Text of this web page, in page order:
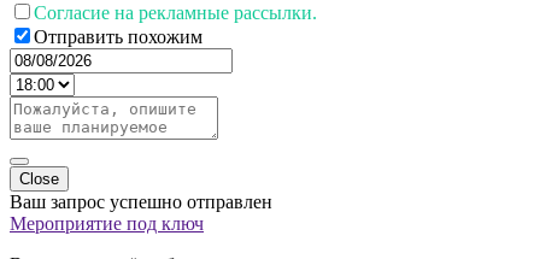
Согласие на рекламные рассылки.
Отправить похожим
Close
Ваш запрос успешно отправлен
Мероприятие под ключ